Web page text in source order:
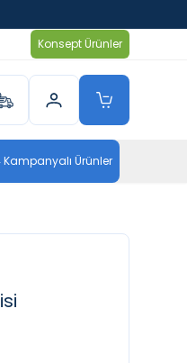
Konsept Ürünler
Kampanyalı Ürünler